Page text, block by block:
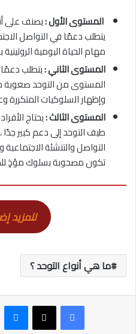
المستوى الأول :يصنف على
يتطلب دعمًا في التواصل
مهام الحياة اليومية
المستوى الثاني :يتطلب
المستوى من التوحد صعوبة
وإظهار السلوكيات المتكررة
المستوى الثالث :يحتاج
طيف التوحد إلى دعم كبير
التواصل والتنشئة
تكون مصحوبة بسلوك مؤذٍ
للمزيد
ما هي أنواع التوحد ؟